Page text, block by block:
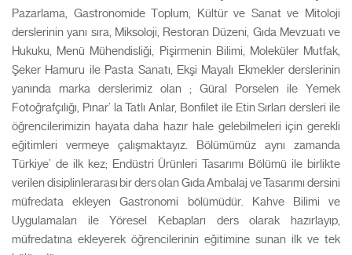
Pazarlama, Gastronomide Toplum, Kültür ve Sanat ve Mitoloji
derslerinin yanı sıra, Miksoloji, Restoran Düzeni, Gıda Mevzuatı ve
Hukuku, Menü Mühendisliği, Pişirmenin Bilimi, Moleküler Mutfak,
Şeker Hamuru ile Pasta Sanatı, Ekşi Mayalı Ekmekler derslerinin
yanında marka derslerimiz olan ; Güral Porselen ile Yemek
Fotoğrafçılığı, Pınar’ la Tatlı Anlar, Bonfilet ile Etin Sırları dersleri ile
öğrencilerimizin hayata daha hazır hale gelebilmeleri için gerekli
eğitimleri vermeye çalışmaktayız. Bölümümüz aynı zamanda
Türkiye’ de ilk kez; Endüstri Ürünleri Tasarımı Bölümü ile birlikte
verilen disiplinlerarası bir ders olan Gıda Ambalaj ve Tasarımı dersini
müfredata ekleyen Gastronomi bölümüdür. Kahve Bilimi ve
Uygulamaları ile Yöresel Kebapları ders olarak hazırlayıp,
müfredatına ekleyerek öğrencilerinin eğitimine sunan ilk ve tek